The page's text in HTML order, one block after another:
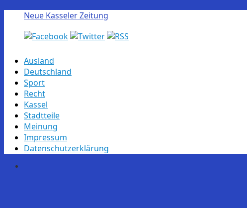
Neue Kasseler Zeitung
Skip
content
Ausland
Deutschland
Sport
Recht
Kassel
Stadtteile
Meinung
Impressum
Datenschutzerklärung